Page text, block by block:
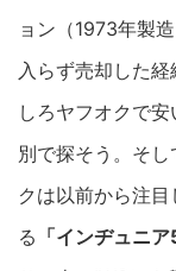
ョン（1973年製
入らず売却した
しろヤフオクで
別で探そう。そ
クは以前から注
る 「インヂュニ